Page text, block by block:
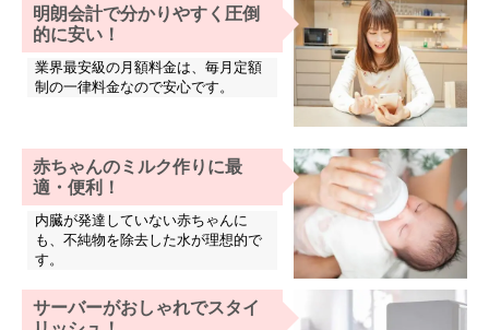
明朗会計で分かりやすく圧倒
的に安い！
業界最安級の月額料金は、毎月定額
制の一律料金なので安心です。
赤ちゃんのミルク作りに最
適・便利！
内臓が発達していない赤ちゃんに
も、不純物を除去した水が理想的で
す。
サーバーがおしゃれでスタイ